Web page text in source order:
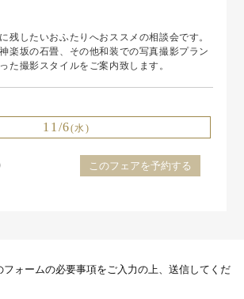
残したいおふたりへおススメの相談会です。
楽坂の石畳、その他和装での写真撮影プラン
た撮影スタイルをご案内致します。
11/6(水)
このフェアを予約する